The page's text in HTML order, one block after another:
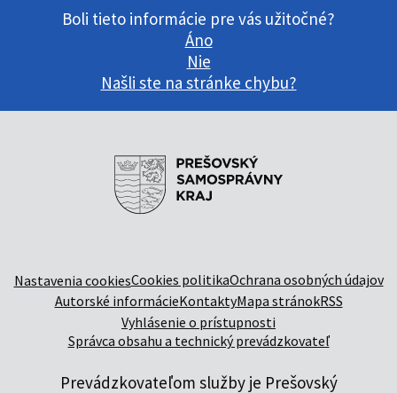
Boli tieto informácie pre vás užitočné?
Áno
Nie
Našli ste na stránke chybu?
Nastavenia cookiesCookies politikaOchrana osobných údajov
Autorské informácieKontaktyMapa stránokRSS
Vyhlásenie o prístupnosti
Správca obsahu a technický prevádzkovateľ
Prevádzkovateľom služby je Prešovský